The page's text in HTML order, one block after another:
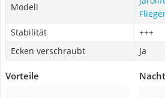
Modell
Stabilität
+++
Ecken verschraubt
Ja
Vorteile